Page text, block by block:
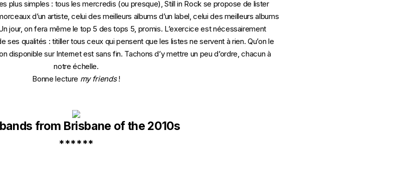
plus simples : tous les mercredis (ou presque), Still in Rock se propose de lister
d’un artiste, celui des meilleurs albums d’un label, celui des meilleurs albums
jour, on fera même le top 5 des tops 5, promis. L’exercice est nécessairement
ses qualités : titiller tous ceux qui pensent que les listes ne servent à rien. Qu’on le
disponible sur Internet est sans fin. Tachons d’y mettre un peu d’ordre, chacun à
notre échelle.
Bonne lecture my friends!
from Brisbane of the 2010s
******